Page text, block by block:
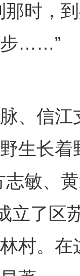
那时，
步……”
信江
生长
敏、
立了
村。